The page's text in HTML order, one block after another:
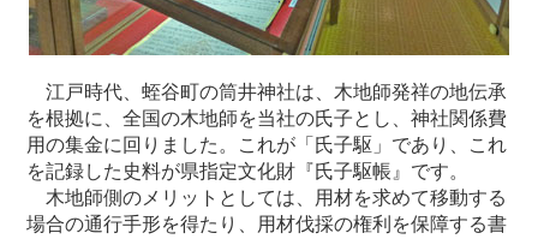
江戸時代、蛭谷町の筒井神社は、木地師発祥の地伝承
を根拠に、全国の木地師を当社の氏子とし、神社関係費
用の集金に回りました。これが「氏子駆」であり、これ
を記録した史料が県指定文化財『氏子駆帳』です。
木地師側のメリットとしては、用材を求めて移動する
場合の通行手形を得たり、用材伐採の権利を保障する書